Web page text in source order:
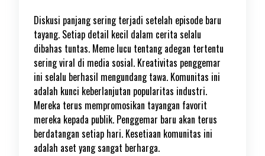
Diskusi panjang sering terjadi setelah episode baru
tayang. Setiap detail kecil dalam cerita selalu
dibahas tuntas. Meme lucu tentang adegan tertentu
sering viral di media sosial. Kreativitas penggemar
ini selalu berhasil mengundang tawa. Komunitas ini
adalah kunci keberlanjutan popularitas industri.
Mereka terus mempromosikan tayangan favorit
mereka kepada publik. Penggemar baru akan terus
berdatangan setiap hari. Kesetiaan komunitas ini
adalah aset yang sangat berharga.